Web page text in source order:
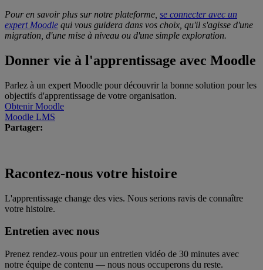
Pour en savoir plus sur notre plateforme, se connecter avec un
expert Moodle qui vous guidera dans vos choix, qu'il s'agisse d'une
migration, d'une mise à niveau ou d'une simple exploration.
Donner vie à l'apprentissage avec Moodle
Parlez à un expert Moodle pour découvrir la bonne solution pour les
objectifs d'apprentissage de votre organisation.
Obtenir Moodle
Moodle LMS
Partager:
Racontez-nous votre histoire
L'apprentissage change des vies. Nous serions ravis de connaître
votre histoire.
Entretien avec nous
Prenez rendez-vous pour un entretien vidéo de 30 minutes avec
notre équipe de contenu — nous nous occuperons du reste.